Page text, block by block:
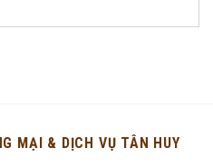
MẠI & DỊCH VỤ TÂN HUY